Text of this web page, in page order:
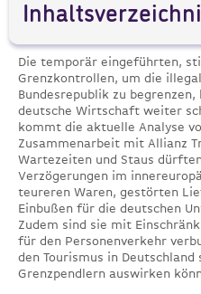
Die temporär eingeführten,
Grenzkontrollen, um die
Bundesrepublik zu
deutsche Wirtschaft weiter
kommt die aktuelle Analyse
Zusammenarbeit mit Allianz
Wartezeiten und Staus
Verzögerungen im
teureren Waren, gestörten
Einbußen für die deutschen
Zudem sind sie mit
für den Personenverkehr
den Tourismus in
Grenzpendlern auswirken